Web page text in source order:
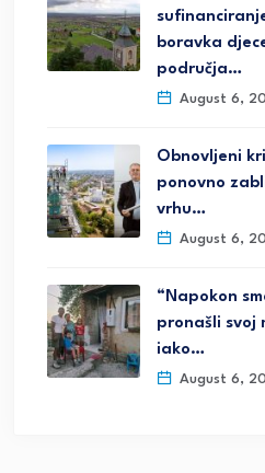
boravka
područja…
August 6,
Obnovljeni
ponovno
vrhu…
August 6,
“Napokon
pronašli svoj
iako…
August 6,